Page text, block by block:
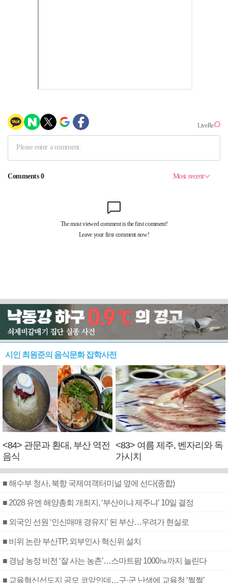
시인 최원준의 음식문화 잡학사전
<84> 관문과 환대, 부산 역전
음식
<83> 여름 제주, 벤자리와 독
가시치
■ 해수부 청사, 북항 국제여객터미널 옆에 선다(종합)
■ 2028 유엔 해양총회 개최지, ‘부산이냐 제주냐’ 10일 결정
■ 외국인 선원 ‘인신매매 경유지’ 된 부산…우려가 현실로
■ 비위 논란 부산TP, 외부인사 혁신위 설치
■ 경남 농정 비전 ‘잘 사는 농촌’…스마트팜 1000㏊까지 늘린다
■ 교육혁신선도지 공모 코앞인데…구·군 난색에 교육청 ‘쩔쩔’